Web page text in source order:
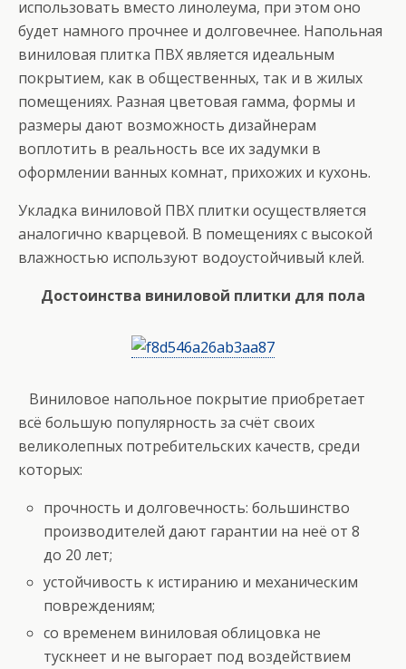
использовать вместо линолеума, при этом оно
будет намного прочнее и долговечнее. Напольная
виниловая плитка ПВХ является идеальным
покрытием, как в общественных, так и в жилых
помещениях. Разная цветовая гамма, формы и
размеры дают возможность дизайнерам
воплотить в реальность все их задумки в
оформлении ванных комнат, прихожих и кухонь.
Укладка виниловой ПВХ плитки осуществляется
аналогично кварцевой. В помещениях с высокой
влажностью используют водоустойчивый клей.
Достоинства виниловой плитки для пола
Виниловое напольное покрытие приобретает
всё большую популярность за счёт своих
великолепных потребительских качеств, среди
которых:
прочность и долговечность: большинство
производителей дают гарантии на неё от 8
до 20 лет;
устойчивость к истиранию и механическим
повреждениям;
со временем виниловая облицовка не
тускнеет и не выгорает под воздействием